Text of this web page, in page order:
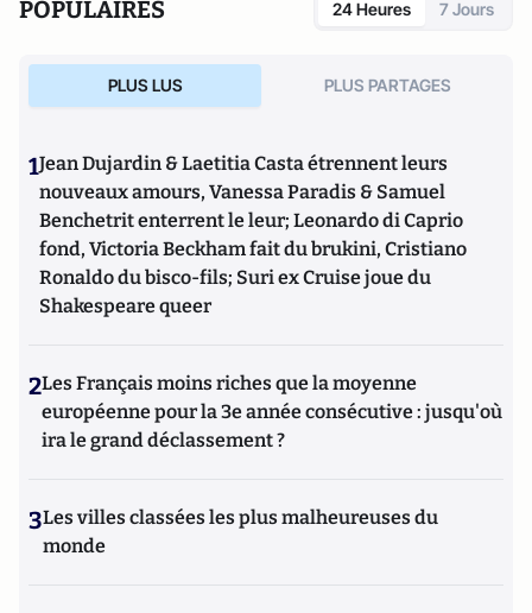
POPULAIRES 24 Heures 7 Jours
PLUS LUS PLUS PARTAGES
1Jean Dujardin & Laetitia Casta étrennent leurs
nouveaux amours, Vanessa Paradis & Samuel
Benchetrit enterrent le leur; Leonardo di Caprio
fond, Victoria Beckham fait du brukini, Cristiano
Ronaldo du bisco-fils; Suri ex Cruise joue du
Shakespeare queer
2Les Français moins riches que la moyenne
européenne pour la 3e année consécutive : jusqu'où
ira le grand déclassement ?
3Les villes classées les plus malheureuses du
monde